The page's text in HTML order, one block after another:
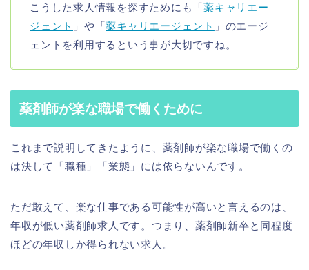
こうした求人情報を探すためにも「薬キャリエー
ジェント 」や「薬キャリエージェント 」のエージ
ェントを利用するという事が大切ですね。
薬剤師が楽な職場で働くために
これまで説明してきたように、薬剤師が楽な職場で働くの
は決して「職種」「業態」には依らないんです。
ただ敢えて、楽な仕事である可能性が高いと言えるのは、
年収が低い薬剤師求人です。つまり、薬剤師新卒と同程度
ほどの年収しか得られない求人。